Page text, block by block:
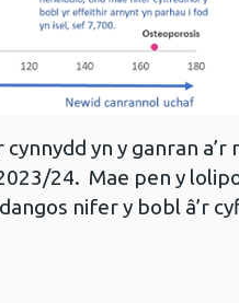
yn y ganran
24. Mae pen y
nifer y bobl â’r